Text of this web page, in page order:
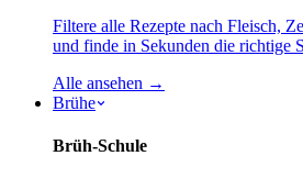
Filtere alle Rezepte nach Fleisch,
und finde in Sekunden die richtige
Alle ansehen →
Brühe
Brüh-Schule